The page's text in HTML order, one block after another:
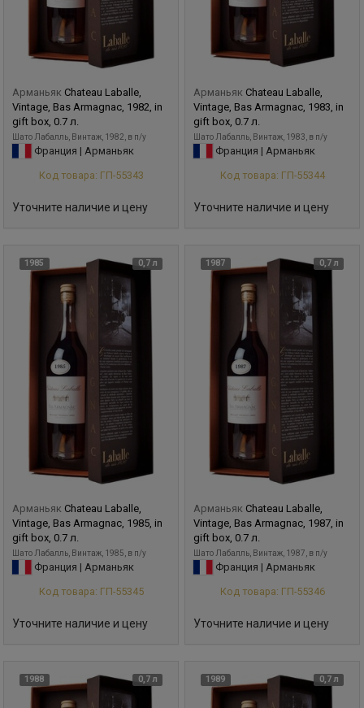
Арманьяк Chateau Laballe,
Vintage, Bas Armagnac, 1982, in
gift box, 0.7 л.
Шато Лабалль, Винтаж, 1982, в п/у
Франция | Арманьяк
Код товара: ГП-55343
Уточните наличие и цену
Арманьяк Chateau Laballe,
Vintage, Bas Armagnac, 1983, in
gift box, 0.7 л.
Шато Лабалль, Винтаж, 1983, в п/у
Франция | Арманьяк
Код товара: ГП-55344
Уточните наличие и цену
1985 0,7 л
Арманьяк Chateau Laballe,
Vintage, Bas Armagnac, 1985, in
gift box, 0.7 л.
Шато Лабалль, Винтаж, 1985, в п/у
Франция | Арманьяк
Код товара: ГП-55345
Уточните наличие и цену
1987 0,7 л
Арманьяк Chateau Laballe,
Vintage, Bas Armagnac, 1987, in
gift box, 0.7 л.
Шато Лабалль, Винтаж, 1987, в п/у
Франция | Арманьяк
Код товара: ГП-55346
Уточните наличие и цену
1988 0,7 л 1989 0,7 л